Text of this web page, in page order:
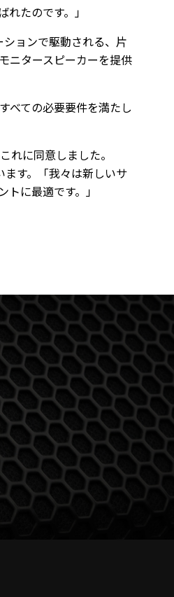
たのです。」
ションで駆動される、片
ニタースピーカーを提供
べての必要要件を満たし
れに同意しました。
ます。「我々は新しいサ
に最適です。」